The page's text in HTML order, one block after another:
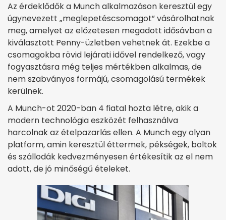
Az érdeklődők a Munch alkalmazáson keresztül egy
úgynevezett „meglepetéscsomagot” vásárolhatnak
meg, amelyet az előzetesen megadott idősávban a
kiválasztott Penny-üzletben vehetnek át. Ezekbe a
csomagokba rövid lejárati idővel rendelkező, vagy
fogyasztásra még teljes mértékben alkalmas, de
nem szabványos formájú, csomagolású termékek
kerülnek.
A Munch-ot 2020-ban 4 fiatal hozta létre, akik a
modern technológia eszközét felhasználva
harcolnak az ételpazarlás ellen. A Munch egy olyan
platform, amin keresztül éttermek, pékségek, boltok
és szállodák kedvezményesen értékesítik az el nem
adott, de jó minőségű ételeket.